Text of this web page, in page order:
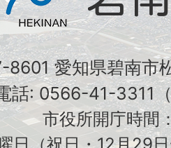
8601 愛知県碧南市
話: 0566-41-3311
市役所開庁時間